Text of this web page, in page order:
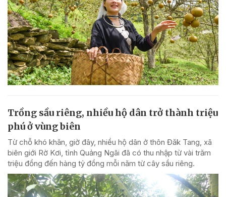
Trồng sầu riêng, nhiều hộ dân trở thành triệu
phú ở vùng biên
Từ chỗ khó khăn, giờ đây, nhiều hộ dân ở thôn Đăk Tang, xã
biên giới Rờ Kơi, tỉnh Quảng Ngãi đã có thu nhập từ vài trăm
triệu đồng đến hàng tỷ đồng mỗi năm từ cây sầu riêng.